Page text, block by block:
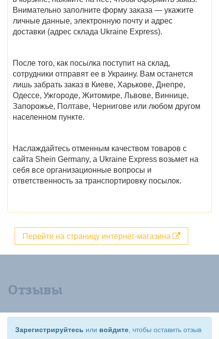
Внимательно заполните форму заказа — укажите
личные данные, электронную почту и адрес
доставки (адрес склада Ukraine Express).
После того, как посылка поступит на склад,
сотрудники отправят ее в Украину. Вам останется
лишь забрать заказ в Киеве, Харькове, Днепре,
Одессе, Ужгороде, Житомире, Львове, Виннице,
Запорожье, Полтаве, Чернигове или любом другом
населенном пункте.
Наслаждайтесь отменным качеством товаров с
сайта Shein Germany, а Ukraine Express возьмет на
себя все организационные вопросы и
ответственность за транспортировку посылок.
Перейти на страницу интернет-магазина
Отзывы
Зарегистрируйтесь или войдите , чтобы оставить отзыв